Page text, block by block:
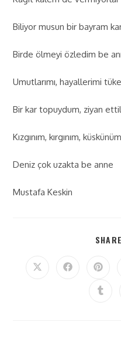
Biliyor musun bir bayram
Birde ölmeyi özledim be
Umutlarımı, hayallerimi
Bir kar topuydum, ziyan
Kızgınım, kırgınım, küskünüm
Deniz çok uzakta be anne
Mustafa Keskin